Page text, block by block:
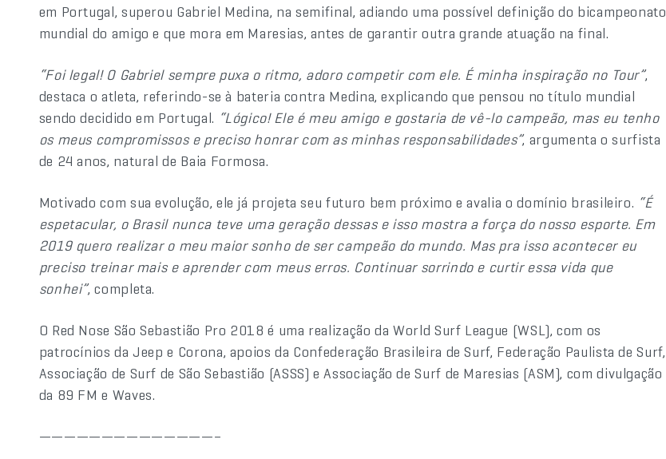
em Portugal, superou Gabriel Medina, na semifinal, adiando uma possível definição do bicampeonato
mundial do amigo e que mora em Maresias, antes de garantir outra grande atuação na final.
“Foi legal! O Gabriel sempre puxa o ritmo, adoro competir com ele. É minha inspiração no Tour”,
destaca o atleta, referindo-se à bateria contra Medina, explicando que pensou no título mundial
sendo decidido em Portugal. “Lógico! Ele é meu amigo e gostaria de vê-lo campeão, mas eu tenho
os meus compromissos e preciso honrar com as minhas responsabilidades”, argumenta o surfista
de 24 anos, natural de Baia Formosa.
Motivado com sua evolução, ele já projeta seu futuro bem próximo e avalia o domínio brasileiro. “É
espetacular, o Brasil nunca teve uma geração dessas e isso mostra a força do nosso esporte. Em
2019 quero realizar o meu maior sonho de ser campeão do mundo. Mas pra isso acontecer eu
preciso treinar mais e aprender com meus erros. Continuar sorrindo e curtir essa vida que
sonhei”, completa.
O Red Nose São Sebastião Pro 2018 é uma realização da World Surf League (WSL), com os
patrocínios da Jeep e Corona, apoios da Confederação Brasileira de Surf, Federação Paulista de Surf,
Associação de Surf de São Sebastião (ASSS) e Associação de Surf de Maresias (ASM), com divulgação
da 89 FM e Waves.
——————————————–